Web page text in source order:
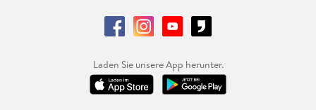
Laden Sie unsere App herunter.